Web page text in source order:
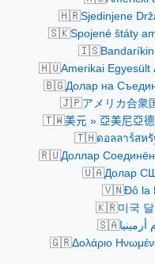
🇭🇷Sjedinjene
🇸🇰Spojené štáty
🇮🇸
🇭🇺Amerikai Egyesült
🇧🇬Долар на
🇯🇵アメリカ合衆
🇹🇼美元 » 亞美尼亞
🇹🇭ดอลลาร์สหรั
🇷🇺Доллар
🇺🇦Долар
🇻🇳Đô la
🇰🇷미국
🇸🇦أرمينيا
🇬🇷Δολάριο